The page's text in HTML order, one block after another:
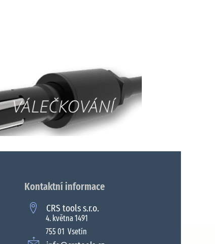
Kontaktní informace
CRS tools s.r.o.
4. května 1491
755 01 Vsetín